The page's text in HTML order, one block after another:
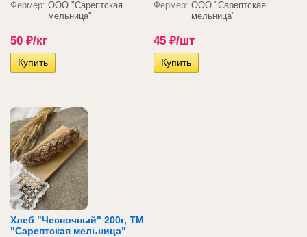
Фермер: ООО "Сарептская
мельница"
50 ₽/кг
Фермер: ООО "Сарептская
мельница"
45 ₽/шт
Хлеб "Чесночный" 200г, ТМ
"Сарептская мельница"